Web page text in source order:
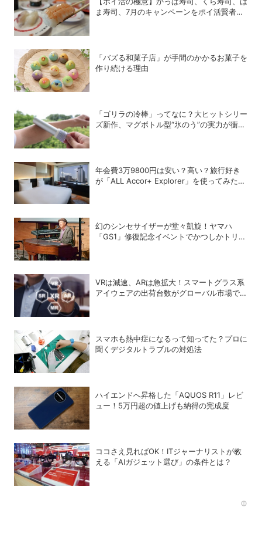
ま寿司、7月のキャンペーンをポイ活賢者は
「バズる和菓子店」が手間のかかるお菓子を
作り続ける理由
「ゴリラの冷棒」ってなに？大ヒットシリー
ズ新作、マグボトル型“氷のう”の実力が衝撃
年会費3万9800円は安い？高い？旅行好き
が「ALL Accor+ Explorer」を使ってみたら
幻のシンセサイザーが堂々凱旋！ヤマハ
「GS1」修復記念イベントでかつしかトリオ
VRは減速、ARは急拡大！スマートグラス系
アイウェアの出荷台数がグローバル市場で急
スマホも熱中症になるって知ってた？プロに
聞くデジタルトラブルの対処法
ハイエンドへ昇格した「AQUOS R11」レビ
ュー！5万円超の値上げも納得の完成度
ココさえ見ればOK！ITジャーナリストが教
える「AIガジェット選び」の条件とは？